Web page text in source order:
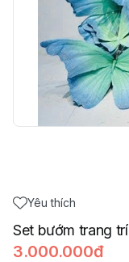
Yêu thích
Set bướm trang
3.000.000đ